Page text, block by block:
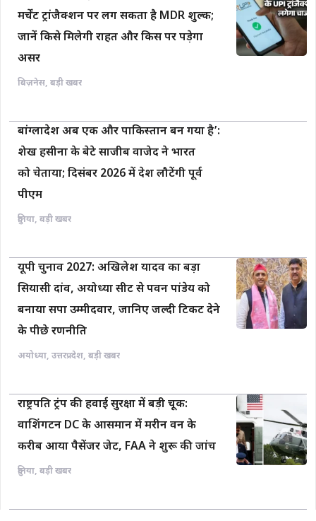
मर्चेंट ट्रांजैक्शन पर लग सकता है MDR शुल्क;
जानें किसे मिलेगी राहत और किस पर पड़ेगा
असर
बिज़नेस, बड़ी खबर
बांग्लादेश अब एक और पाकिस्तान बन गया है’:
शेख हसीना के बेटे साजीब वाजेद ने भारत
को चेताया; दिसंबर 2026 में देश लौटेंगी पूर्व
पीएम
दुनिया, बड़ी खबर
यूपी चुनाव 2027: अखिलेश यादव का बड़ा
सियासी दांव, अयोध्या सीट से पवन पांडेय को
बनाया सपा उम्मीदवार, जानिए जल्दी टिकट देने
के पीछे रणनीति
अयोध्या, उत्तरप्रदेश, बड़ी खबर
राष्ट्रपति ट्रंप की हवाई सुरक्षा में बड़ी चूक:
वाशिंगटन DC के आसमान में मरीन वन के
करीब आया पैसेंजर जेट, FAA ने शुरू की जांच
दुनिया, बड़ी खबर